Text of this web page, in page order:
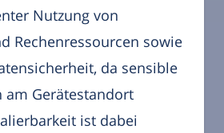
Nutzung von
Rechenressourcen sowie
da sensible
Gerätestandort
ist dabei